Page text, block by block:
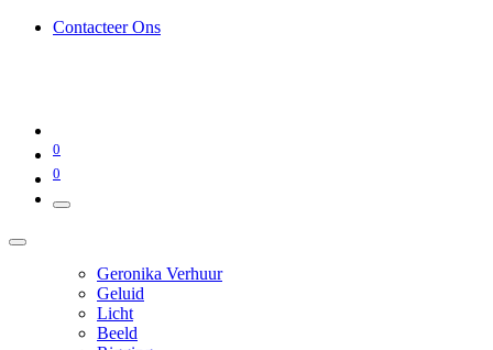
Contacteer Ons
0
0
Geronika Verhuur
Geluid
Licht
Beeld